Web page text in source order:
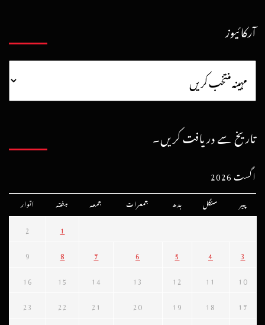
آرکائیوز
تاریخ سے دریافت کریں۔
اگست 2026
پیر منگل بدھ جمعرات جمعہ ہفتہ اتوار
1
2
3
4
5
6
7
8
9
10
11
12
13
14
15
16
17
18
19
20
21
22
23